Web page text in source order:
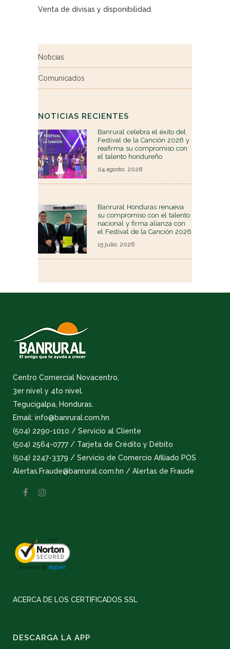
Venta de divisas y disponibilidad.
Noticias
Comunicados
NOTICIAS RECIENTES
Banrural celebra el éxito del
Festival de la Canción 2026 y
reafirma su compromiso con
el talento hondureño
04 agosto, 2026
Banrural Honduras renueva
su compromiso con el talento
nacional y firma alianza con
el Festival de la Canción 2026
15 julio, 2026
Centro Comercial Novacentro,
3er nivel y 4to nivel.
Tegucigalpa, Honduras.
Email: info@banrural.com.hn
(504) 2290-1010 / Servicio al Cliente
(504) 2564-0777 / Tarjeta de Crédito y Débito
(504) 2247-3379 / Servicio de Comercio Afiliado POS
Alertas.Fraude@banrural.com.hn / Alertas de Fraude
ACERCA DE LOS CERTIFICADOS SSL
DESCARGA LA APP